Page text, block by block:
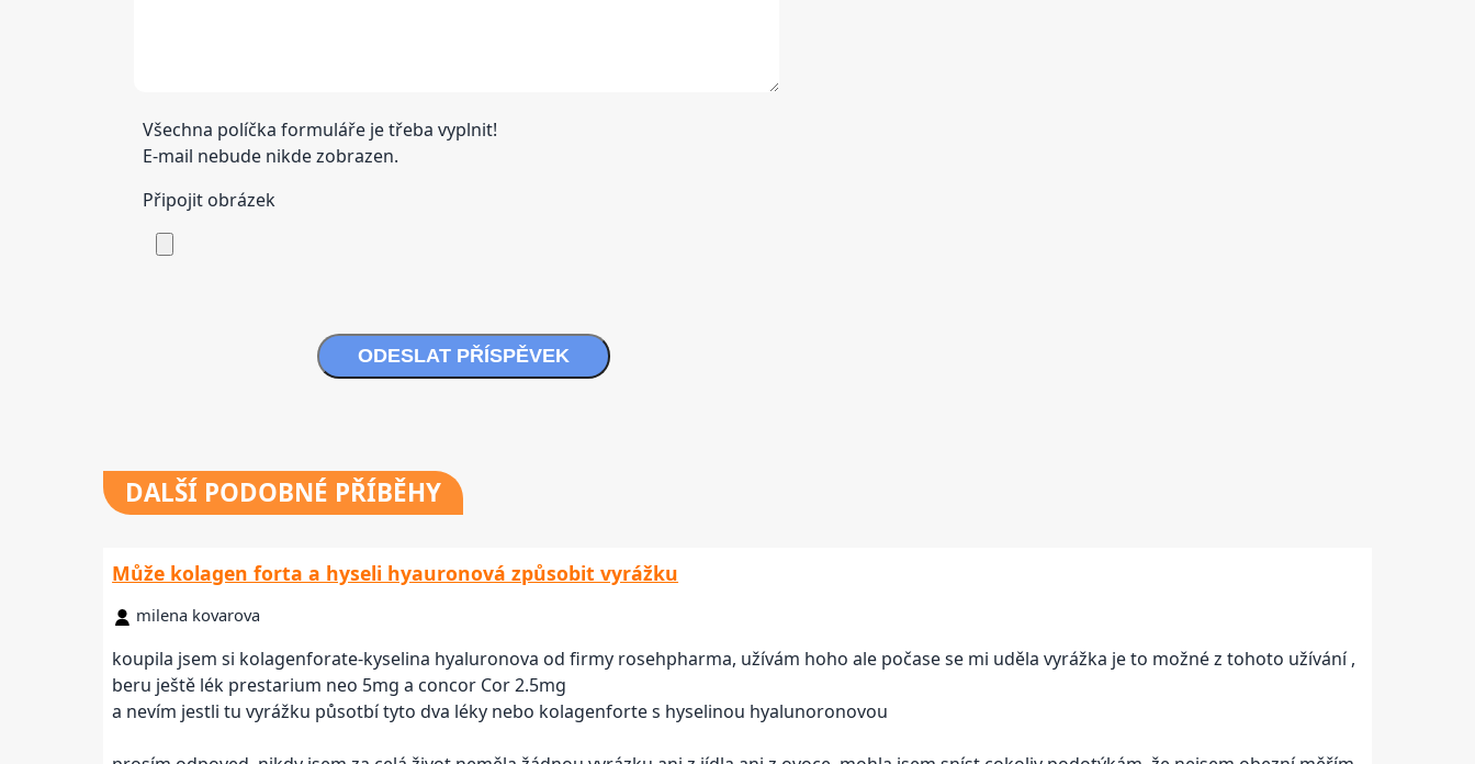
Všechna políčka formuláře je třeba vyplnit!
E-mail nebude nikde zobrazen.
Připojit obrázek
ODESLAT PŘÍSPĚVEK
DALŠÍ PODOBNÉ PŘÍBĚHY
Může kolagen forta a hyseli hyauronová způsobit vyrážku
milena kovarova
koupila jsem si kolagenforate-kyselina hyaluronova od firmy rosehpharma, užívám hoho ale počase se mi uděla vyrážka je to možné z tohoto užívání ,
beru ještě lék prestarium neo 5mg a concor Cor 2.5mg
a nevím jestli tu vyrážku půsotbí tyto dva léky nebo kolagenforte s hyselinou hyalunoronovou